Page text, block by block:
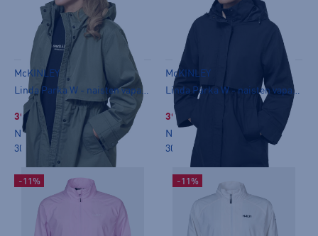
McKINLEY
Linda Parka W - naisten vapaa-ajan takki
39,99 €
Norm. hinta:
99,90€
30pv alin hinta: 69,99€
McKINLEY
Linda Parka W - naisten vapaa-ajan takki
39,99 €
Norm. hinta:
30pv alin hinta: 69,99€
-11% -11%